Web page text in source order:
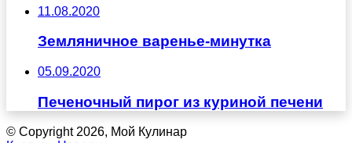
11.08.2020
Земляничное варенье-минутка
05.09.2020
Печеночный пирог из куриной печени
© Copyright 2026, Мой Кулинар